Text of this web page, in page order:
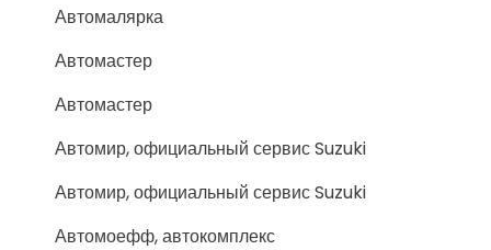
Автомалярка
Автомастер
Автомастер
Автомир, официальный сервис Suzuki
Автомир, официальный сервис Suzuki
Автомоефф, автокомплекс